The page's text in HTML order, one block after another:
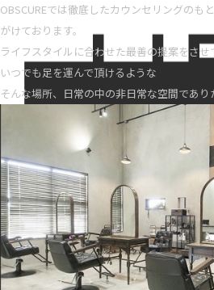
OBSCUREでは徹底したカウンセリングのも
がけております。
ライフスタイルに合わせた最善の提案をさせ
いつでも足を運んで頂けるような
そんな場所、日常の中の非日常な空間であり